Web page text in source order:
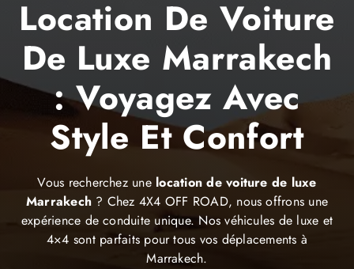
Location De Voiture
De Luxe Marrakech
: Voyagez Avec
Style Et Confort
Vous recherchez une location de voiture de luxe
Marrakech ? Chez 4X4 OFF ROAD, nous offrons une
expérience de conduite unique. Nos véhicules de luxe et
4×4 sont parfaits pour tous vos déplacements à
Marrakech.